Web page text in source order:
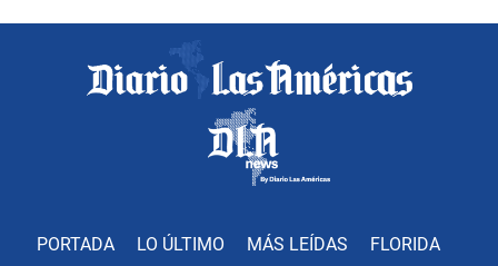
PORTADA LO ÚLTIMO MÁS LEÍDAS FLORIDA